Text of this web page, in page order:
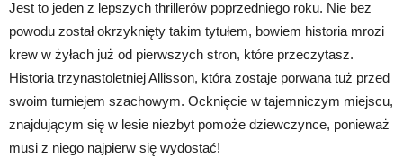
Jest to jeden z lepszych thrillerów poprzedniego roku. Nie bez
powodu został okrzyknięty takim tytułem, bowiem historia mrozi
krew w żyłach już od pierwszych stron, które przeczytasz.
Historia trzynastoletniej Allisson, która zostaje porwana tuż przed
swoim turniejem szachowym. Ocknięcie w tajemniczym miejscu,
znajdującym się w lesie niezbyt pomoże dziewczynce, ponieważ
musi z niego najpierw się wydostać!